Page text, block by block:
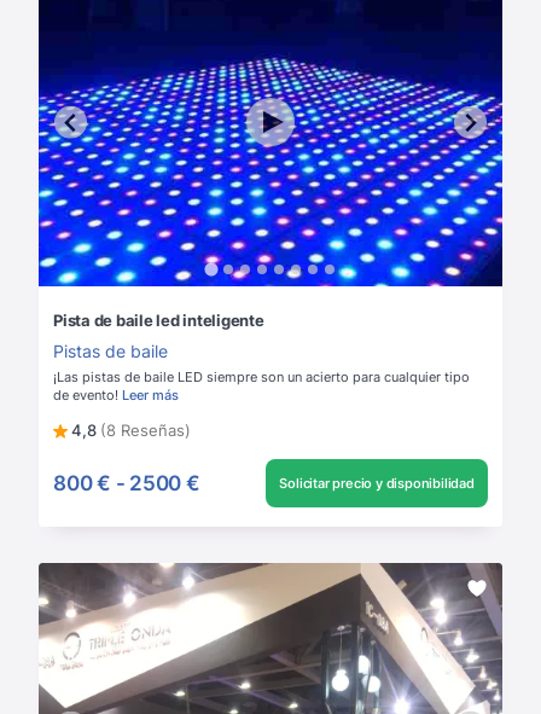
Pista de baile led inteligente
Pistas de baile
¡Las pistas de baile LED siempre son un acierto para cualquier tipo
de evento! Leer más
4,8 (8 Reseñas)
800 € - 2500 € Solicitar precio y disponibilidad